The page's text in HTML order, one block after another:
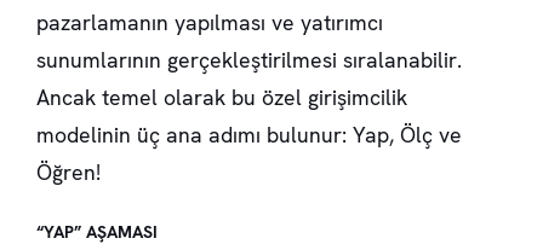
pazarlamanın yapılması ve yatırımcı
sunumlarının gerçekleştirilmesi sıralanabilir.
Ancak temel olarak bu özel girişimcilik
modelinin üç ana adımı bulunur: Yap, Ölç ve
Öğren!
“YAP” AŞAMASI